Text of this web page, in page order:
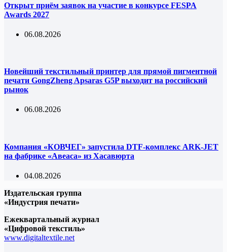
Открыт приём заявок на участие в конкурсе FESPA
Awards 2027
06.08.2026
Новейший текстильный принтер для прямой пигментной
печати GongZheng Apsaras G5P выходит на российский
рынок
06.08.2026
Компания «КОВЧЕГ» запустила DTF-комплекс ARK-JET
на фабрике «Авеаса» из Хасавюрта
04.08.2026
Издательская группа
«Индустрия печати»
Ежеквартальный журнал
«Цифровой текстиль»
www.digitaltextile.net